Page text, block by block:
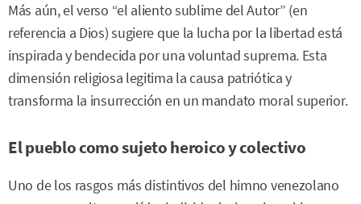
Más aún, el verso “el aliento sublime del Autor” (en
referencia a Dios) sugiere que la lucha por la libertad está
inspirada y bendecida por una voluntad suprema. Esta
dimensión religiosa legitima la causa patriótica y
transforma la insurrección en un mandato moral superior.
El pueblo como sujeto heroico y colectivo
Uno de los rasgos más distintivos del himno venezolano